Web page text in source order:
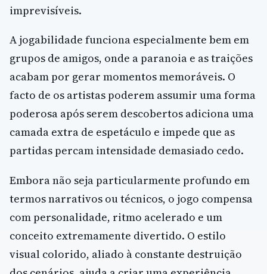
imprevisíveis.
A jogabilidade funciona especialmente bem em
grupos de amigos, onde a paranoia e as traições
acabam por gerar momentos memoráveis. O
facto de os artistas poderem assumir uma forma
poderosa após serem descobertos adiciona uma
camada extra de espetáculo e impede que as
partidas percam intensidade demasiado cedo.
Embora não seja particularmente profundo em
termos narrativos ou técnicos, o jogo compensa
com personalidade, ritmo acelerado e um
conceito extremamente divertido. O estilo
visual colorido, aliado à constante destruição